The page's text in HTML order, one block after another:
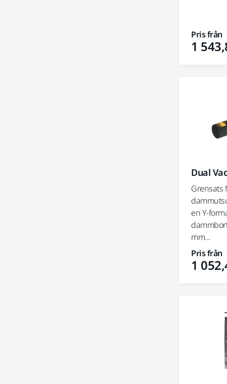
Pris från
1
Dual
Grensats
en Y-
mm...
Pris från
1